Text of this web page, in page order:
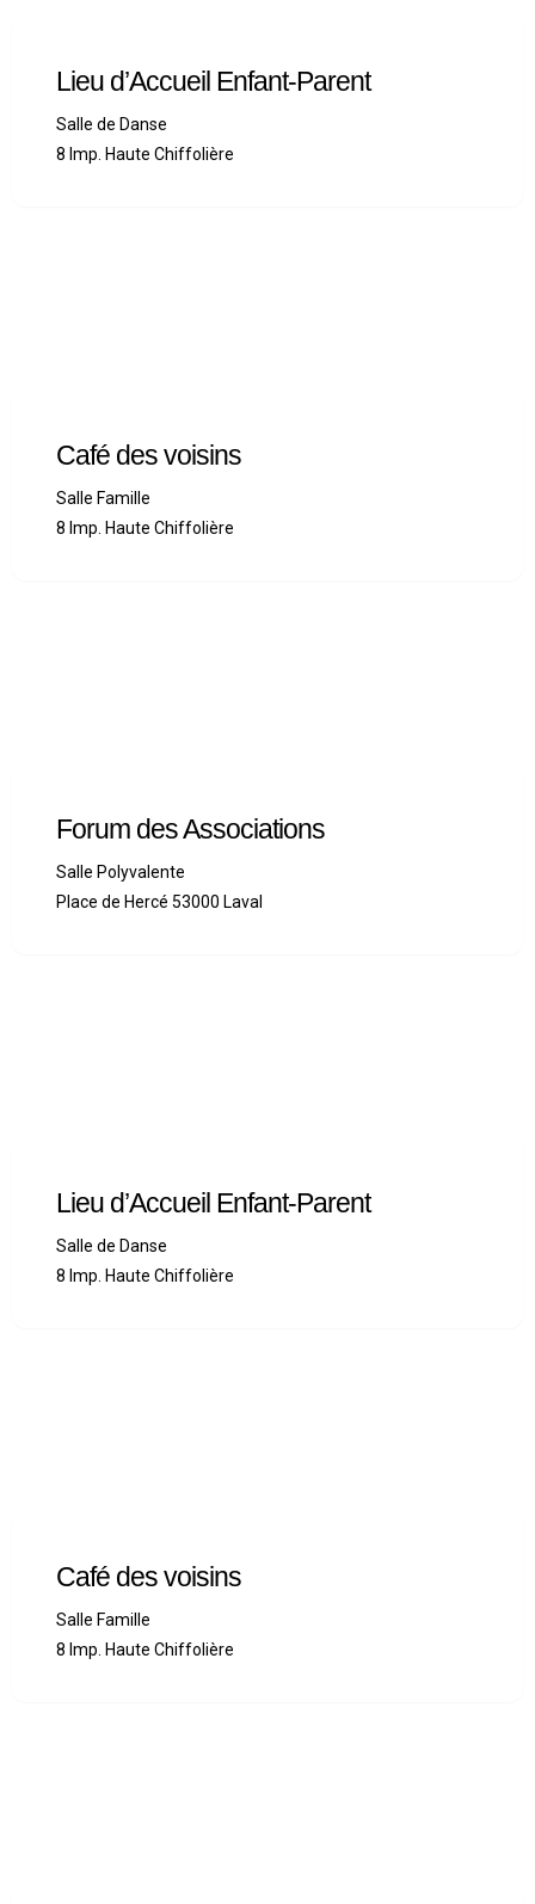
Lieu d’Accueil Enfant-Parent
Salle de Danse
8 Imp. Haute Chiffolière
Café des voisins
Salle Famille
8 Imp. Haute Chiffolière
Forum des Associations
Salle Polyvalente
Place de Hercé 53000 Laval
Lieu d’Accueil Enfant-Parent
Salle de Danse
8 Imp. Haute Chiffolière
Café des voisins
Salle Famille
8 Imp. Haute Chiffolière